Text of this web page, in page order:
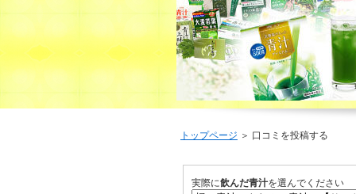
トップページ ＞ 口コミを投稿する
実際に飲んだ青汁を選んでください